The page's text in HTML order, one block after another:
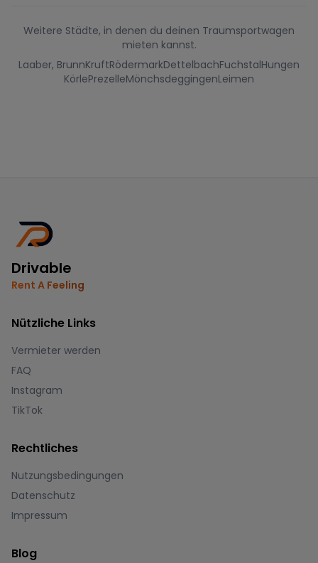
Weitere Städte, in denen du deinen Traumsportwagen
mieten kannst.
Laaber, BrunnKruftRödermarkDettelbachFuchstalHungen
KörlePrezelleMönchsdeggingenLeimen
Drivable
Rent A Feeling
Nützliche Links
Vermieter werden
FAQ
Instagram
TikTok
Rechtliches
Nutzungsbedingungen
Datenschutz
Impressum
Blog